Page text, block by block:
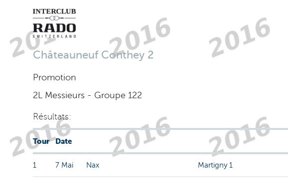
Châteauneuf Conthey 2
Promotion
2L Messieurs - Groupe 122
Résultats:
Tour Date
1 7 Mai Nax Martigny 1